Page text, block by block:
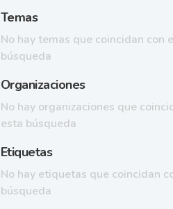
Temas
No hay temas que coincidan con
búsqueda
Organizaciones
No hay organizaciones que
esta búsqueda
Etiquetas
No hay etiquetas que coincidan
búsqueda